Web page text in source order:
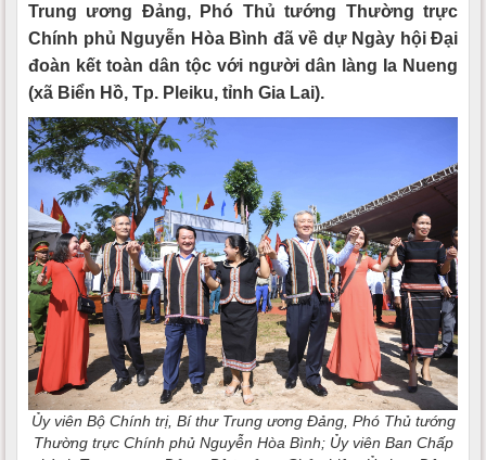
Trung ương Đảng, Phó Thủ tướng Thường trực
Chính phủ Nguyễn Hòa Bình đã về dự Ngày hội Đại
đoàn kết toàn dân tộc với người dân làng Ia Nueng
(xã Biển Hồ, Tp. Pleiku, tỉnh Gia Lai).
Ủy viên Bộ Chính trị, Bí thư Trung ương Đảng, Phó Thủ tướng
Thường trực Chính phủ Nguyễn Hòa Bình; Ủy viên Ban Chấp